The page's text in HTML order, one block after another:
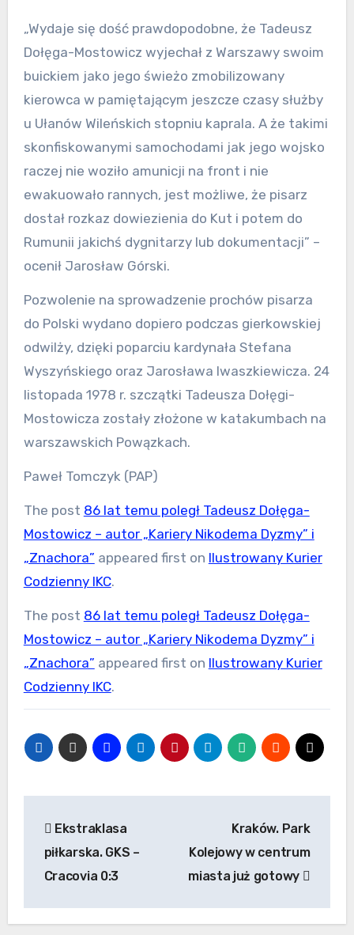
„Wydaje się dość prawdopodobne, że Tadeusz
Dołęga-Mostowicz wyjechał z Warszawy swoim
buickiem jako jego świeżo zmobilizowany
kierowca w pamiętającym jeszcze czasy służby
u Ułanów Wileńskich stopniu kaprala. A że takimi
skonfiskowanymi samochodami jak jego wojsko
raczej nie woziło amunicji na front i nie
ewakuowało rannych, jest możliwe, że pisarz
dostał rozkaz dowiezienia do Kut i potem do
Rumunii jakichś dygnitarzy lub dokumentacji” –
ocenił Jarosław Górski.
Pozwolenie na sprowadzenie prochów pisarza
do Polski wydano dopiero podczas gierkowskiej
odwilży, dzięki poparciu kardynała Stefana
Wyszyńskiego oraz Jarosława Iwaszkiewicza. 24
listopada 1978 r. szczątki Tadeusza Dołęgi-
Mostowicza zostały złożone w katakumbach na
warszawskich Powązkach.
Paweł Tomczyk (PAP)
The post 86 lat temu poległ Tadeusz Dołęga-
Mostowicz – autor „Kariery Nikodema Dyzmy” i
„Znachora” appeared first on Ilustrowany Kurier
Codzienny IKC.
The post 86 lat temu poległ Tadeusz Dołęga-
Mostowicz – autor „Kariery Nikodema Dyzmy” i
„Znachora” appeared first on Ilustrowany Kurier
Codzienny IKC.
wpisu
Ekstraklasa
piłkarska. GKS –
Cracovia 0:3
Kraków. Park
Kolejowy w centrum
miasta już gotowy